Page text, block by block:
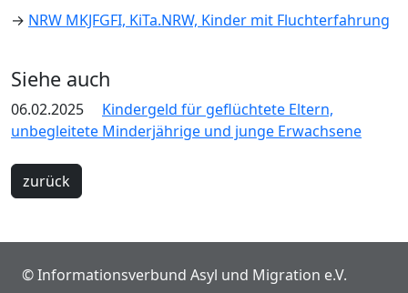
→ NRW MKJFGFI, KiTa.NRW, Kinder mit Fluchterfahrung
Siehe auch
06.02.2025
Kindergeld für geflüchtete Eltern,
unbegleitete Minderjährige und junge Erwachsene
zurück
© Informationsverbund Asyl und Migration e.V.